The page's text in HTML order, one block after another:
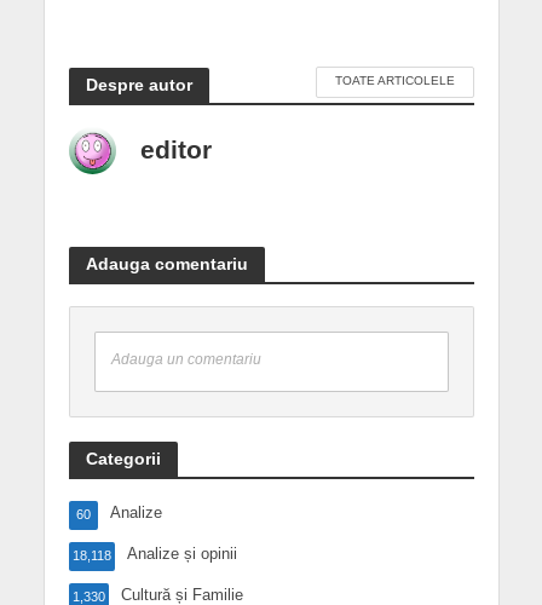
Despre autor TOATE ARTICOLELE
editor
Adauga comentariu
Adauga un comentariu
Categorii
Analize
60
Analize și opinii
18,118
Cultură și Familie
1,330